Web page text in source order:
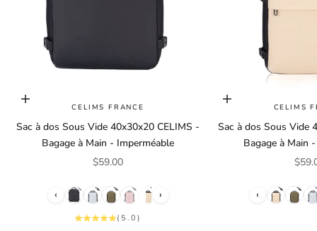
Choisir les optionsCELIMS FRANCE
Sac à dos Sous Vide 40x30x20 CELIMS -
Bagage à Main - Imperméable
Prix de vente
$59.00
‹ ›
(5.0)
Choisir les options
CELIMS
Sac à dos Sous Vide
Bagage à Main
Prix
‹